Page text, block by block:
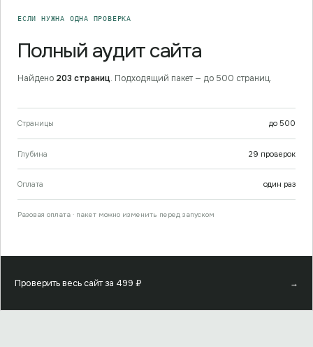
ЕСЛИ НУЖНА ОДНА ПРОВЕРКА
Полный аудит сайта
Найдено 203 страниц. Подходящий пакет — до 500 страниц.
Страницы до 500
Глубина 29 проверок
Оплата один раз
Разовая оплата · пакет можно изменить перед запуском
Проверить весь сайт за 499 ₽ →